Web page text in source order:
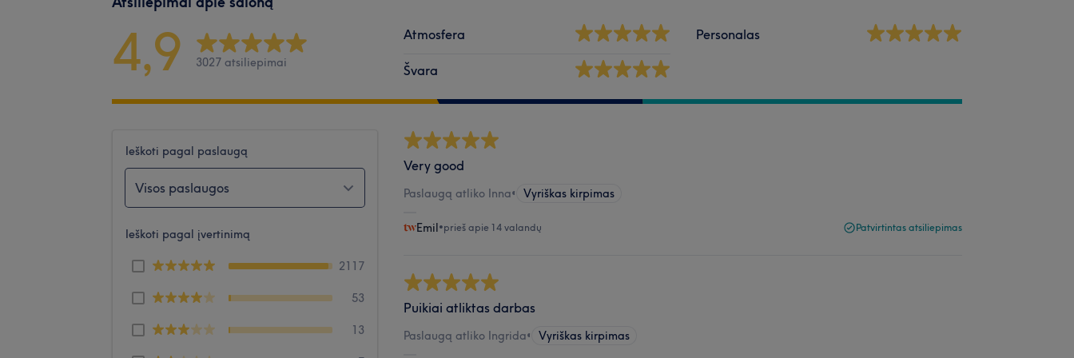
4,9 3027 atsiliepimai
Atmosfera
Švara
Personalas
Ieškoti pagal paslaugą
Visos paslaugos
Ieškoti pagal įvertinimą
2117
53
13
Very good
Paslaugą atliko Inna• Vyriškas kirpimas
Emil•prieš apie 14 valandų Patvirtintas atsiliepimas
Puikiai atliktas darbas
Paslaugą atliko Ingrida• Vyriškas kirpimas